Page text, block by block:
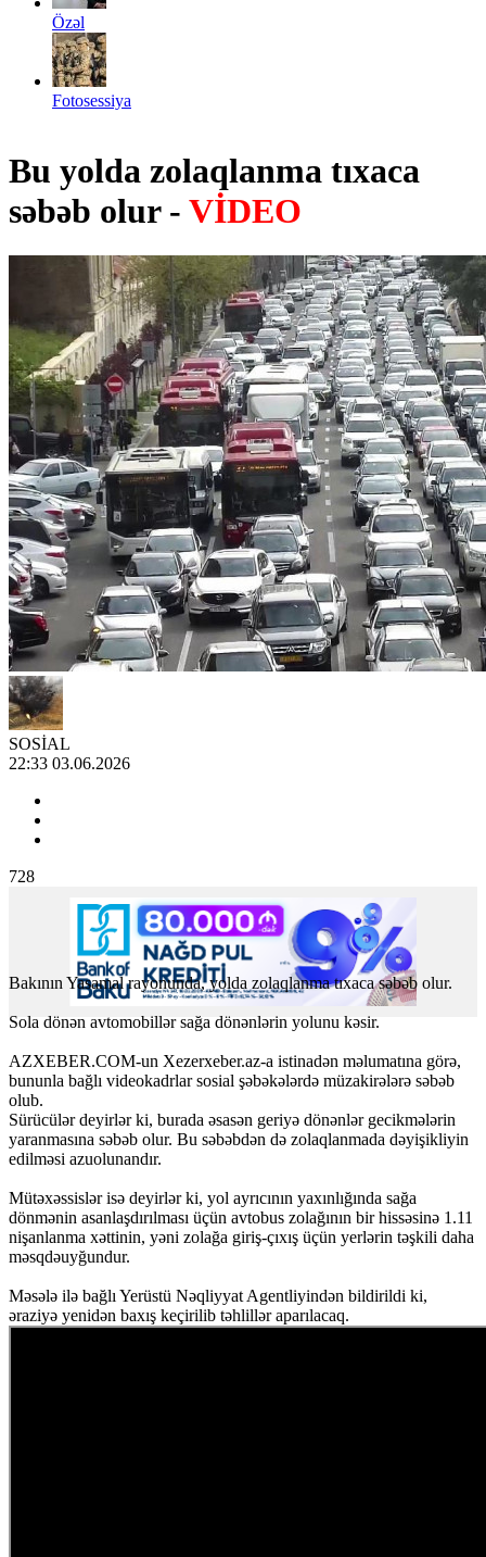
Özəl
Fotosessiya
Bu yolda zolaqlanma tıxaca
səbəb olur - VİDEO
SOSİAL
22:33 03.06.2026
728
Bakının Yasamal rayonunda, yolda zolaqlanma tıxaca səbəb olur.
Sola dönən avtomobillər sağa dönənlərin yolunu kəsir.
AZXEBER.COM-un Xezerxeber.az-a istinadən məlumatına görə,
bununla bağlı videokadrlar sosial şəbəkələrdə müzakirələrə səbəb
olub.
Sürücülər deyirlər ki, burada əsasən geriyə dönənlər gecikmələrin
yaranmasına səbəb olur. Bu səbəbdən də zolaqlanmada dəyişikliyin
edilməsi azuolunandır.
Mütəxəssislər isə deyirlər ki, yol ayrıcının yaxınlığında sağa
dönmənin asanlaşdırılması üçün avtobus zolağının bir hissəsinə 1.11
nişanlanma xəttinin, yəni zolağa giriş-çıxış üçün yerlərin təşkili daha
məsqdəuyğundur.
Məsələ ilə bağlı Yerüstü Nəqliyyat Agentliyindən bildirildi ki,
əraziyə yenidən baxış keçirilib təhlillər aparılacaq.